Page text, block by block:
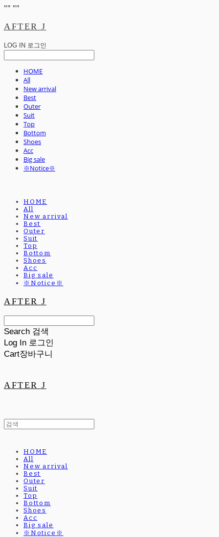
"" ""
AFTER J
LOG IN 로그인
HOME
All
New arrival
Best
Outer
Suit
Top
Bottom
Shoes
Acc
Big sale
※Notice※
HOME
All
New arrival
Best
Outer
Suit
Top
Bottom
Shoes
Acc
Big sale
※Notice※
AFTER J
Search 검색
Log In 로그인
Cart장바구니
AFTER J
HOME
All
New arrival
Best
Outer
Suit
Top
Bottom
Shoes
Acc
Big sale
※Notice※